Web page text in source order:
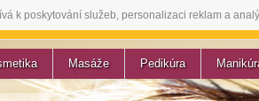
k poskytování služeb, personalizaci reklam a
Masáže Pedikúra